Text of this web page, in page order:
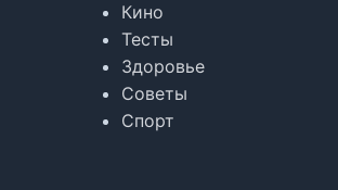
Кино
Тесты
Здоровье
Советы
Спорт